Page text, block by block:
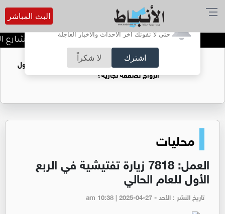
أترغب في تفعيل الإشعارات؟
حتى لا تفوتك آخر الأحداث والأخبار العاجلة
اشترك لا شكراً
البث المباشر
توقيف شبكات دعارة في شارع
فتيات يستغللنه لتحقيق مكاسب مادية.. هل تحول
الزواج لصفقة تجارية؟
محليات
العمل: 7818 زيارة تفتيشية في الربع
الأول للعام الحالي
تاريخ النشر : الأحد - am 10:38 | 2025-04-27